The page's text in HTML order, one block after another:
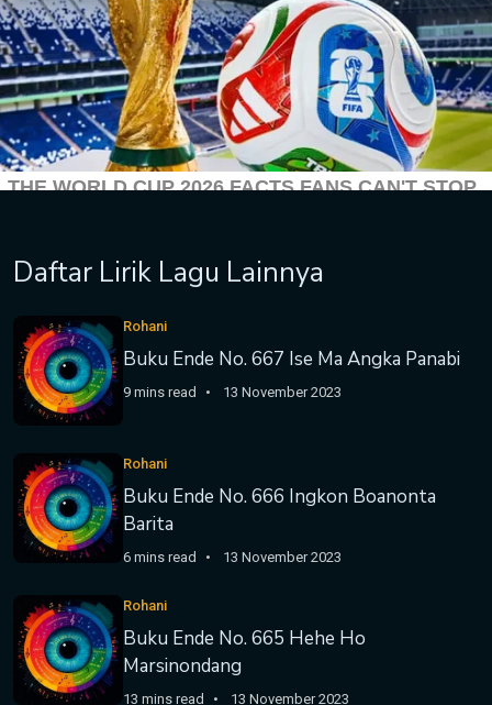
Daftar Lirik Lagu Lainnya
Rohani
Buku Ende No. 667 Ise Ma Angka Panabi
9 mins read 13 November 2023
Rohani
Buku Ende No. 666 Ingkon Boanonta
Barita
6 mins read 13 November 2023
Rohani
Buku Ende No. 665 Hehe Ho
Marsinondang
13 mins read 13 November 2023